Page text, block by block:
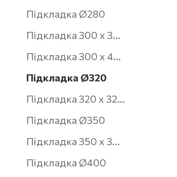
Підкладка Ø280
Підкладка 300 х 300 мм
Підкладка 300 х 400 мм
Підкладка Ø320
Підкладка 320 х 320 мм
Підкладка Ø350
Підкладка 350 х 350 мм
Підкладка Ø400